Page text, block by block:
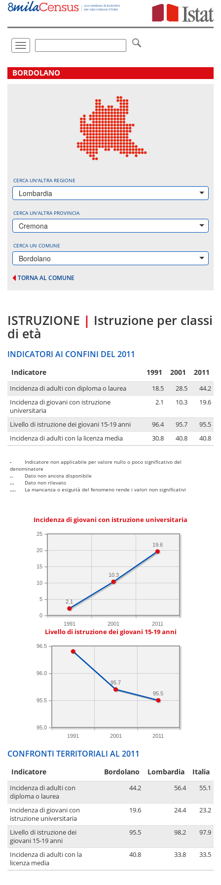
Vai
direttamente
Toggle
navigation
.
BORDOLANO
CERCA UN'ALTRA REGIONE
Lombardia
CERCA UN'ALTRA PROVINCIA
Cremona
CERCA UN COMUNE
Bordolano
TORNA AL COMUNE
ISTRUZIONE | Istruzione per classi
di età
INDICATORI AI CONFINI DEL 2011
Indicatore 1991 2001 2011
Incidenza di adulti con diploma o laurea 18.5 28.5
44.2
Incidenza di giovani con istruzione
universitaria
2.1 10.3 19.6
Livello di istruzione dei giovani 15-19 anni 96.4 95.7
95.5
Incidenza di adulti con la licenza media
30.8 40.8 40.8
-
Indicatore non applicabile per valore nullo o poco significativo del
denominatore
..
Dato non ancora disponibile
...
Dato non rilevato
....
La mancanza o esiguità del fenomeno rende i valori non significativi
Incidenza di giovani con istruzione universitaria
1991 2001 2011
0
5
10
15
20
25
19.6
10.3
2.1
Livello di istruzione dei giovani 15-19 anni
1991 2001 2011
95.0
95.5
96.0
96.5
95.5
95.7
CONFRONTI TERRITORIALI AL 2011
Indicatore Bordolano Lombardia Italia
Incidenza di adulti con
diploma o laurea
44.2 56.4 55.1
Incidenza di giovani con
istruzione universitaria
19.6 24.4 23.2
Livello di istruzione dei
giovani 15-19 anni
95.5 98.2 97.9
Incidenza di adulti con la
licenza media
40.8 33.8 33.5